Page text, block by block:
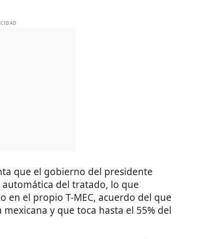
que el gobierno del presidente
del tratado, lo que
en el propio T-MEC, acuerdo del que
y que toca hasta el 55% del